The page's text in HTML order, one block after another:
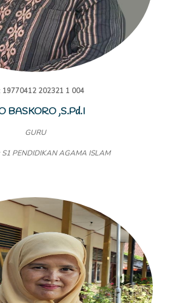
19770412 202321 1 004
BASKORO ,S.Pd.I
GURU
S1 PENDIDIKAN AGAMA ISLAM